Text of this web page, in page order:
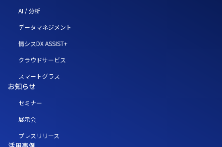
AI / 分析
データマネジメント
情シスDX ASSIST+
クラウドサービス
スマートグラス
お知らせ
セミナー
展示会
プレスリリース